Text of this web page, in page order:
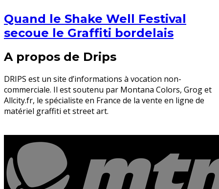
Quand le Shake Well Festival
secoue le Graffiti bordelais
A propos de Drips
DRIPS est un site d’informations à vocation non-
commerciale. Il est soutenu par Montana Colors, Grog et
Allcity.fr, le spécialiste en France de la vente en ligne de
matériel graffiti et street art.